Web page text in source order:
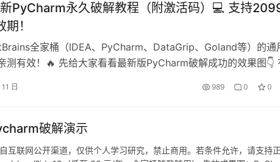
PyCharm永久破解教程（附激活码）💻 支持
！
全家桶（IDEA、PyCharm、DataGrip、Goland等）的通
测有效！🔥 先给大家看看最新版PyCharm破解成功的效果图👇
到2099年✨ 这个方法同样适用于旧版本哦~ ✅ 全平台支
日 989 0 0
破解演示
互联网公开渠道，仅供个人学习研究，禁止商用。若条件允许，请支持正